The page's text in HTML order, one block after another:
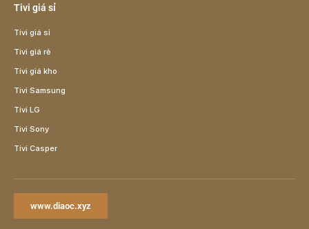
Tivi giá sỉ
Tivi giá sỉ
Tivi giá rẻ
Tivi giá kho
Tivi Samsung
Tivi LG
Tivi Sony
Tivi Casper
www.diaoc.xyz